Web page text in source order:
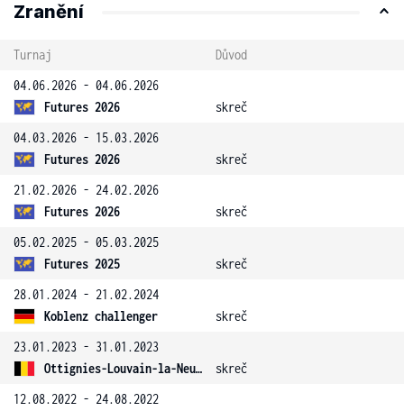
Zranění
Turnaj
Důvod
04.06.2026 - 04.06.2026
Futures 2026
skreč
04.03.2026 - 15.03.2026
Futures 2026
skreč
21.02.2026 - 24.02.2026
Futures 2026
skreč
05.02.2025 - 05.03.2025
Futures 2025
skreč
28.01.2024 - 21.02.2024
Koblenz challenger
skreč
23.01.2023 - 31.01.2023
Ottignies-Louvain-la-Neuve challenger
skreč
12.08.2022 - 24.08.2022